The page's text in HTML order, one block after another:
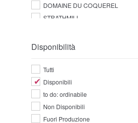
DOMAINE DU COQUEREL
STRATHMILL
Disponibilità
Tutti
Disponibili
to do: ordinabile
Non Disponibili
Fuori Produzione